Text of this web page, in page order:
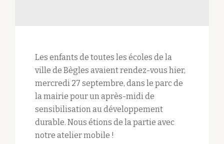
Les enfants de toutes les écoles de la
ville de Bègles avaient rendez-vous hier,
mercredi 27 septembre, dans le parc de
la mairie pour un après-midi de
sensibilisation au développement
durable. Nous étions de la partie avec
notre atelier mobile !